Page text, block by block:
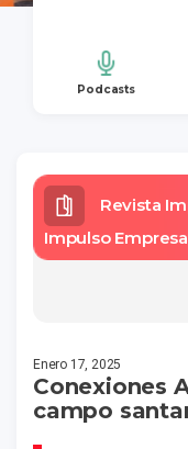
Podcasts
Revista
Impulso
Enero 17, 2025
Conexiones
campo